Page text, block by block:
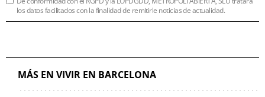
los datos facilitados con la finalidad de remitirle noticias de actualidad.
MÁS EN VIVIR EN BARCELONA